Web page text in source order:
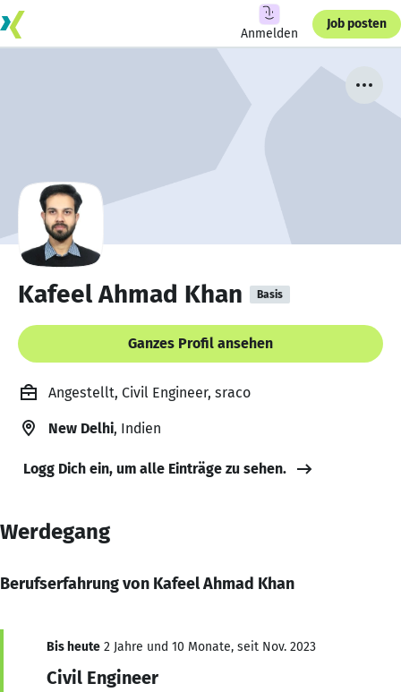
Anmelden
Job posten
Kafeel Ahmad Khan Basis
Ganzes Profil ansehen
Angestellt, Civil Engineer, sraco
New Delhi, Indien
Logg Dich ein, um alle Einträge zu sehen.
Werdegang
Berufserfahrung von Kafeel Ahmad Khan
Bis heute 2 Jahre und 10 Monate, seit Nov. 2023
Civil Engineer